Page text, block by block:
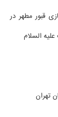
قبور مطهر در
السلام
تهران